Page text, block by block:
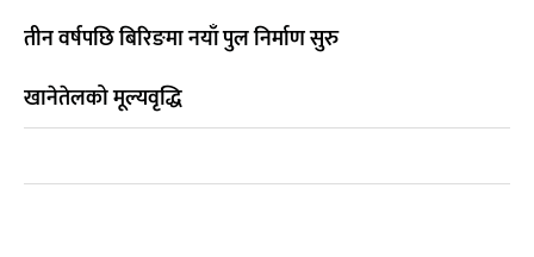
तीन वर्षपछि बिरिङमा नयाँ पुल निर्माण सुरु
खानेतेलको मूल्यवृद्धि